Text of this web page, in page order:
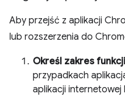
Aby przejść z aplikacji
lub rozszerzenia do
Określ zakres
przypadkach
aplikacji